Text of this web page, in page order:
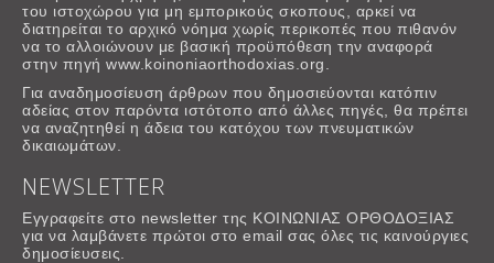
του ιστοχώρου για μη εμπορικούς σκοπους, αρκεί να
διατηρείται το αρχικό νόημα χωρίς περικοπές που πιθανόν
να το αλλοιώνουν με βασική προϋπόθεση την αναφορά
στην πηγή www.koinoniaorthodoxias.org.
Για αναδημοσίευση άρθρων που δημοσιεύονται κατόπιν
αδείας στον παρόντα ιστότοπο από άλλες πηγές, θα πρέπει
να αναζητηθεί η άδεια του κατόχου των πνευματικών
δικαιωμάτων.
NEWSLETTER
Εγγραφείτε στο newsletter της ΚΟΙΝΩΝΙΑΣ ΟΡΘΟΔΟΞΙΑΣ
για να λαμβάνετε πρώτοι στο email σας όλες τις καινούργιες
δημοσίευσεις.